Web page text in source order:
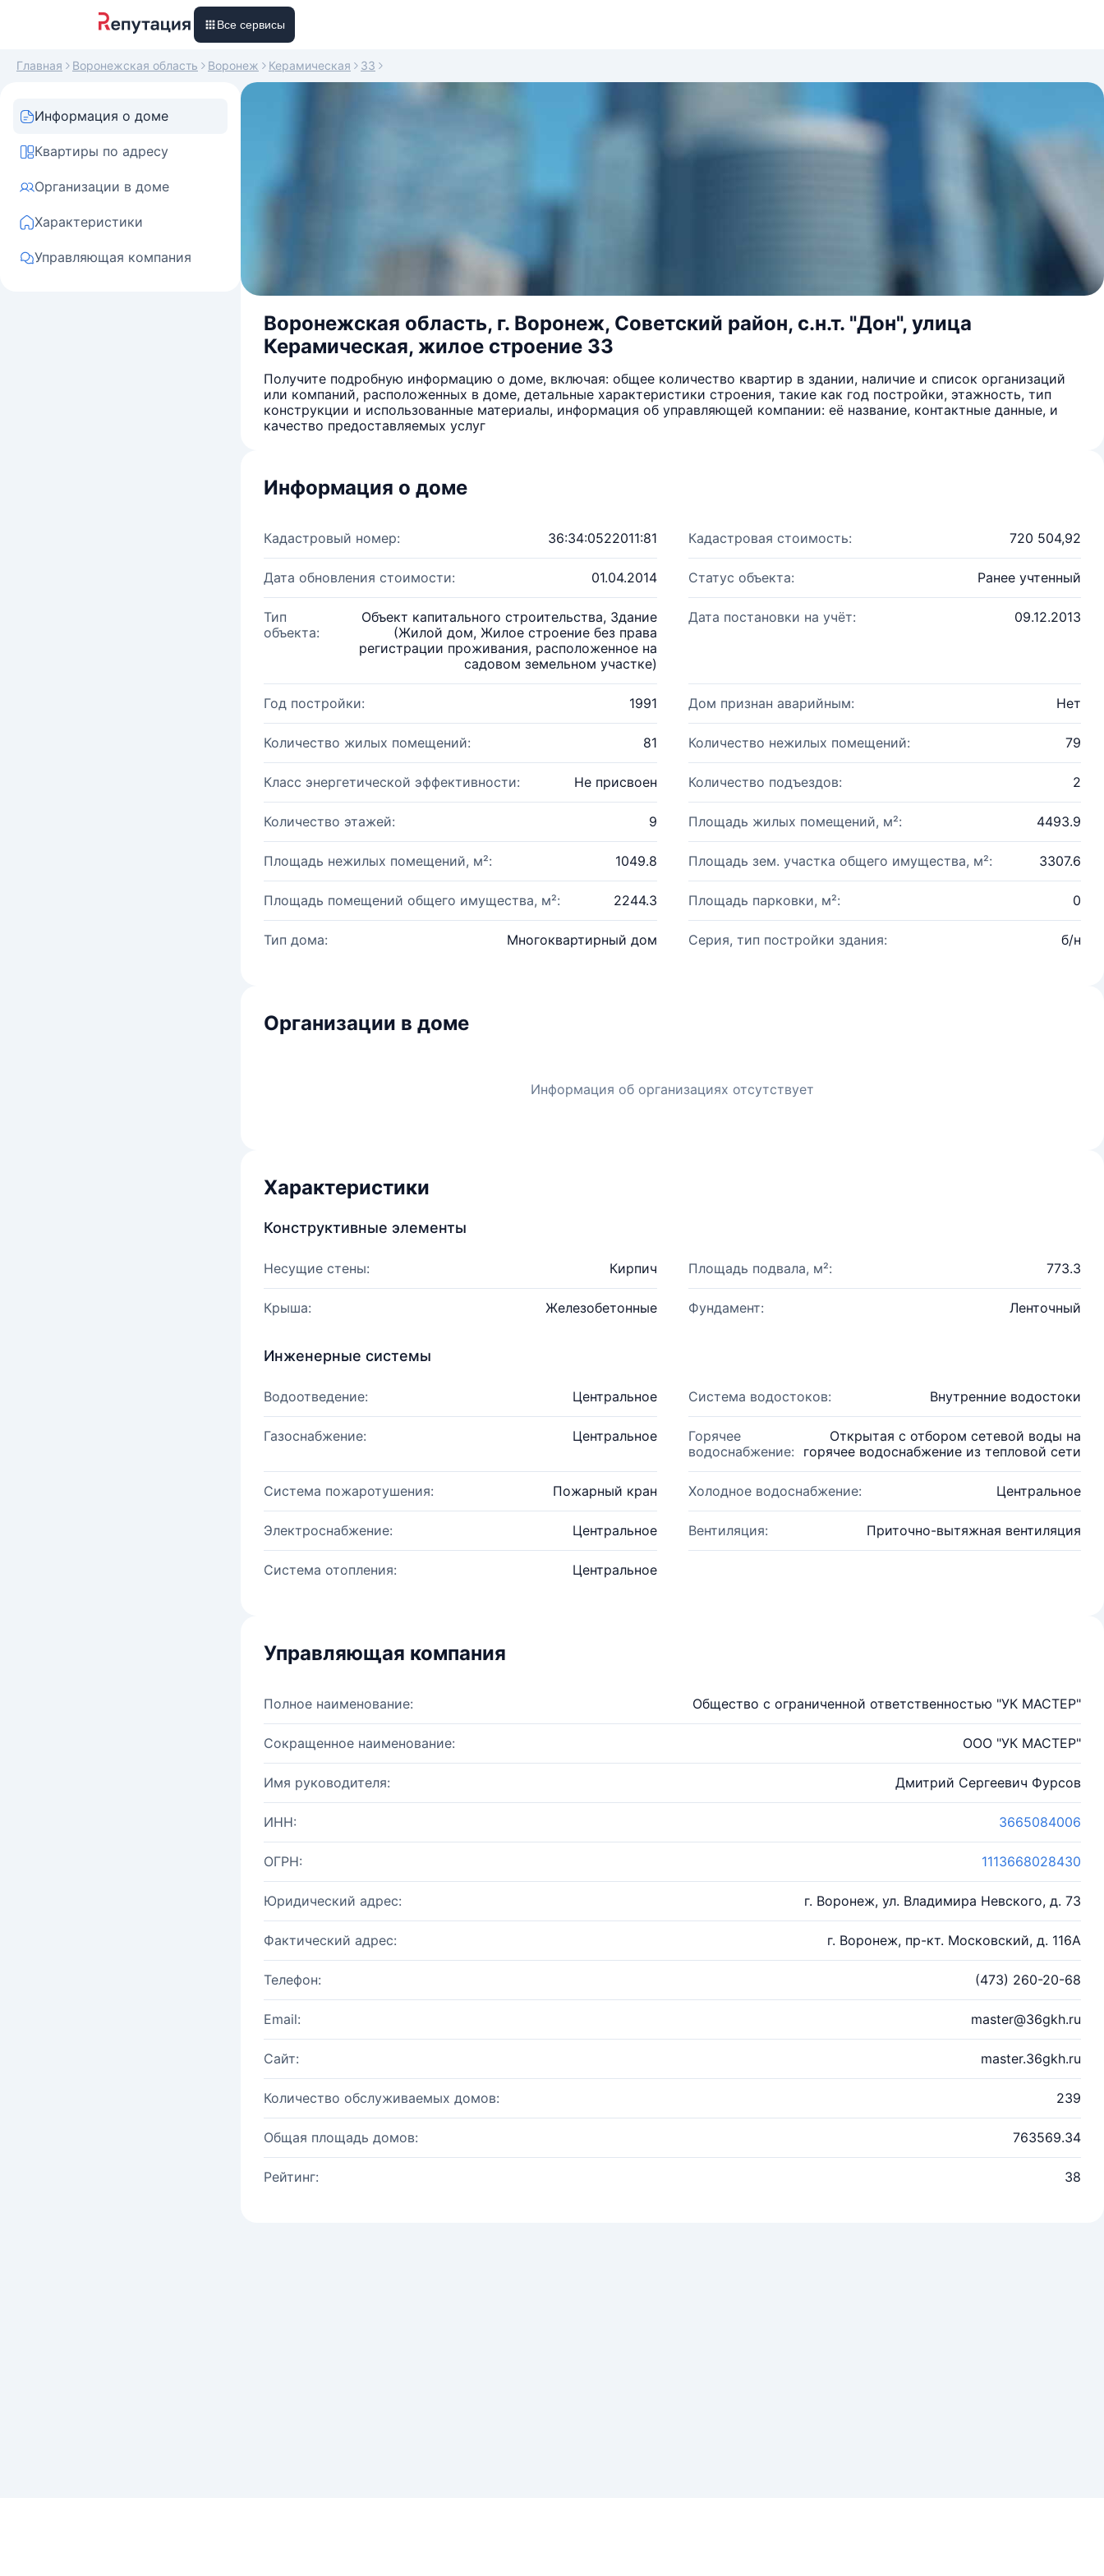
Все сервисы
Главная Воронежская область Воронеж Керамическая 33
Информация о доме
Квартиры по адресу
Организации в доме
Характеристики
Управляющая компания
Воронежская область, г. Воронеж, Советский район, с.н.т. "Дон", улица
Керамическая, жилое строение 33
Получите подробную информацию о доме, включая: общее количество квартир в здании, наличие и список организаций
или компаний, расположенных в доме, детальные характеристики строения, такие как год постройки, этажность, тип
конструкции и использованные материалы, информация об управляющей компании: её название, контактные данные, и
качество предоставляемых услуг
Информация о доме
Кадастровый номер: 36:34:0522011:81 Кадастровая стоимость: 720 504,92
Дата обновления стоимости: 01.04.2014 Статус объекта: Ранее учтенный
Тип
объекта:
Объект капитального строительства, Здание
(Жилой дом, Жилое строение без права
регистрации проживания, расположенное на
садовом земельном участке)
Дата постановки на учёт: 09.12.2013
Год постройки: 1991 Дом признан аварийным: Нет
Количество жилых помещений: 81 Количество нежилых помещений: 79
Класс энергетической эффективности: Не присвоен Количество подъездов: 2
Количество этажей: 9 Площадь жилых помещений, м²: 4493.9
Площадь нежилых помещений, м²: 1049.8 Площадь зем. участка общего имущества, м²: 3307.6
Площадь помещений общего имущества, м²: 2244.3 Площадь парковки, м²: 0
Тип дома: Многоквартирный дом Серия, тип постройки здания: б/н
Организации в доме
Информация об организациях отсутствует
Характеристики
Конструктивные элементы
Несущие стены: Кирпич Площадь подвала, м²: 773.3
Крыша: Железобетонные Фундамент: Ленточный
Инженерные системы
Водоотведение: Центральное Система водостоков: Внутренние водостоки
Газоснабжение: Центральное
Горячее
водоснабжение:
Открытая с отбором сетевой воды на
горячее водоснабжение из тепловой сети
Система пожаротушения: Пожарный кран Холодное водоснабжение: Центральное
Электроснабжение: Центральное Вентиляция: Приточно-вытяжная вентиляция
Система отопления: Центральное
Управляющая компания
Полное наименование: Общество с ограниченной ответственностью "УК МАСТЕР"
Сокращенное наименование: ООО "УК МАСТЕР"
Имя руководителя: Дмитрий Сергеевич Фурсов
ИНН: 3665084006
ОГРН: 1113668028430
Юридический адрес: г. Воронеж, ул. Владимира Невского, д. 73
Фактический адрес: г. Воронеж, пр-кт. Московский, д. 116А
Телефон: (473) 260-20-68
Email: master@36gkh.ru
Сайт: master.36gkh.ru
Количество обслуживаемых домов: 239
Общая площадь домов: 763569.34
Рейтинг: 38